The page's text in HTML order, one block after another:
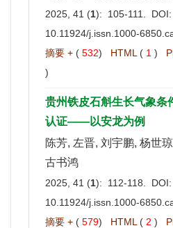
2025, 41 (1): 105-111. DOI:
10.11924/j.issn.1000-
摘要 + ( 532) HTML ( 1 )
)
贵州铁皮石斛生长气象条
认证——以安龙为例
陈芳, 左晋, 刘宇鹏, 杨世
古书鸿
2025, 41 (1): 112-118. DOI:
10.11924/j.issn.1000-
摘要 + ( 579) HTML ( 2 )